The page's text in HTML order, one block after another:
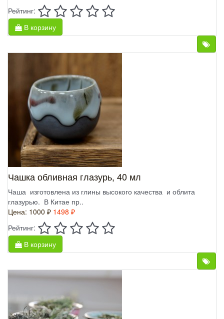
Рейтинг:
В корзину
Чашка обливная глазурь, 40 мл
Чаша изготовлена из глины высокого качества и облита
глазурью. В Китае пр..
Цена: 1000 ₽ 1498 ₽
Рейтинг:
В корзину